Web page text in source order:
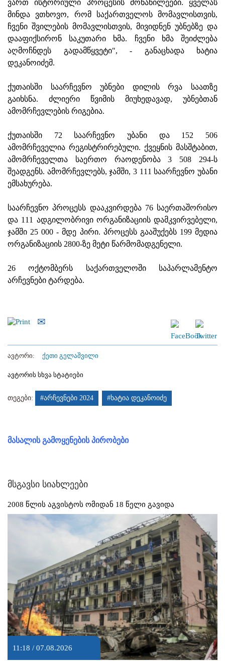
ვართ ისტორიული პროცესის მონაწილეები. ყველას
მინდა ვთხოვო, რომ საქართველოს მომავლისთვის,
ჩვენი შვილების მომავლისთვის, მივიდნენ უბნებზე და
დააფიქსირონ საკუთარი ხმა. ჩვენი ხმა შეიძლება
აღმოჩნდეს გადამწყვეტი", - განაცხადა ხატია
დეკანოიძემ.
ქუთაისში საარჩევნო უბნები დილის რვა საათზე
გაიხსნა. ძლიერი წვიმის მიუხედავად, უბნებთან
ამომრჩევლების რიგებია.
ქუთაისში 72 საარჩევნო უბანი და 152 506
ამომრჩეველია რეგისტრირებული. ქვეყნის მასშტაბით,
ამომრჩეველთა საერთო რაოდენობა 3 508 294-ს
შეადგენს. ამომრჩევლებს, ჯამში, 3 111 საარჩევნო უბანი
ემსახურება.
საარჩევნო პროცესს დააკვირდება 76 საერთაშორისო
და 111 ადგილობრივი ორგანიზაციის დამკვირვებელი,
ჯამში 25 000 - მდე პირი. პროცესს გააშუქებს 199 მედია
ორგანიზაციის 2800-ზე მეტი წარმომადგენელი.
26 ოქტომბერს საქართველოში საპარლამენტო
არჩევნები ტარდება.
ავტორი: ქეთი გელაშვილი
ავტორის სხვა სტატიები
თეგები: #არჩევნები 2024 #ხატია დეკანოიძე
მასალის გამოყენების პირობები
მსგავსი სიახლეები
2008 წლის აგვისტოს ომიდან 18 წელი გავიდა
11:18 / 07.08.2026